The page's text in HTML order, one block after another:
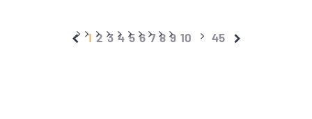
1 2 3 4 5 6 7 8 9 10 45